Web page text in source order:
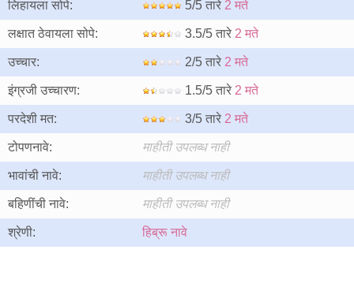
लिहायला सोपे: 5/5 तारे 2 मते
लक्षात ठेवायला सोपे: 3.5/5 तारे 2 मते
उच्चार: 2/5 तारे 2 मते
इंग्रजी उच्चारण: 1.5/5 तारे 2 मते
परदेशी मत: 3/5 तारे 2 मते
टोपणनावे: माहीती उपलब्ध नाही
भावांची नावे: माहीती उपलब्ध नाही
बहिणींची नावे: माहीती उपलब्ध नाही
श्रेणी: हिब्रू नावे